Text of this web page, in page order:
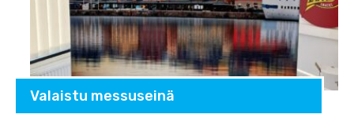
Valaistu messuseinä